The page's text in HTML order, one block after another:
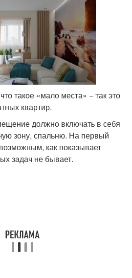
такое «мало места» − так это
квартир.
должно включать в себя
зону, спальню. На первый
как показывает
задач не бывает.